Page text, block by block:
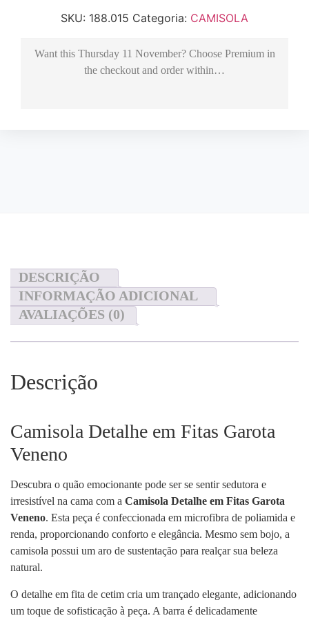
SKU: 188.015 Categoria: CAMISOLA
Want this Thursday 11 November? Choose Premiumin
the checkout and order within…
DESCRIÇÃO
INFORMAÇÃO ADICIONAL
AVALIAÇÕES (0)
Descrição
Camisola Detalhe em Fitas Garota
Veneno
Descubra o quão emocionante pode ser se sentir sedutora e
irresistível na cama com a Camisola Detalhe em Fitas Garota
Veneno. Esta peça é confeccionada em microfibra de poliamida e
renda, proporcionando conforto e elegância. Mesmo sem bojo, a
camisola possui um aro de sustentação para realçar sua beleza
natural.
O detalhe em fita de cetim cria um trançado elegante, adicionando
um toque de sofisticação à peça. A barra é delicadamente